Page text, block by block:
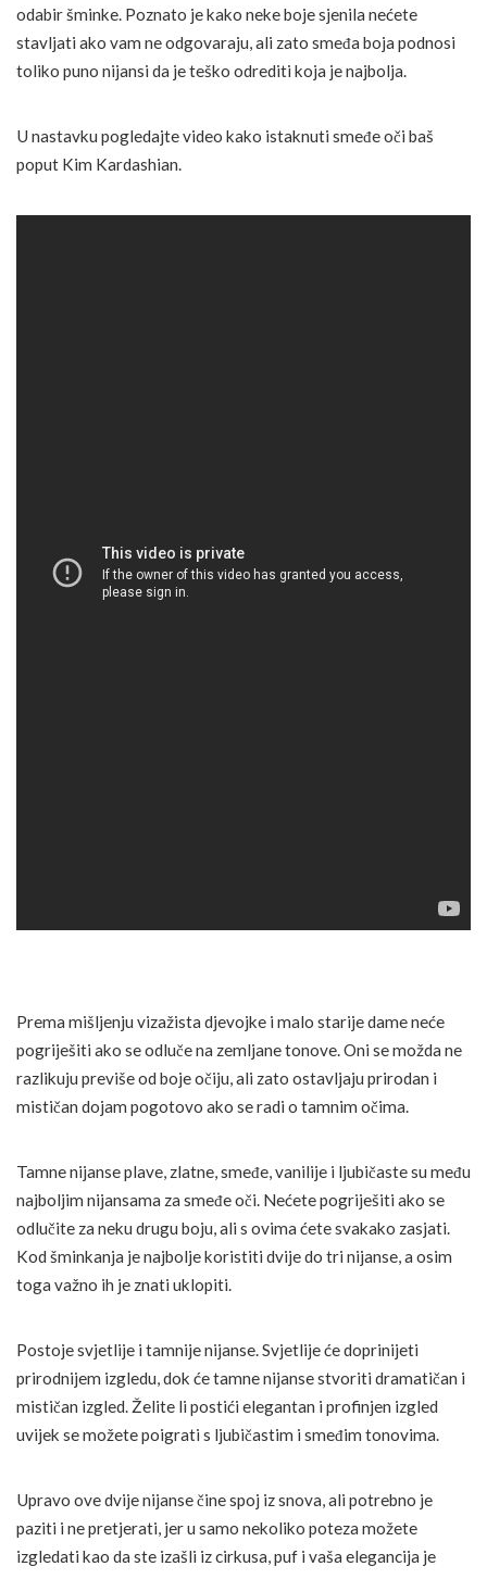
odabir šminke. Poznato je kako neke boje sjenila nećete
stavljati ako vam ne odgovaraju, ali zato smeđa boja podnosi
toliko puno nijansi da je teško odrediti koja je najbolja.
U nastavku pogledajte video kako istaknuti smeđe oči baš
poput Kim Kardashian.
Prema mišljenju vizažista djevojke i malo starije dame neće
pogriješiti ako se odluče na zemljane tonove. Oni se možda ne
razlikuju previše od boje očiju, ali zato ostavljaju prirodan i
mističan dojam pogotovo ako se radi o tamnim očima.
Tamne nijanse plave, zlatne, smeđe, vanilije i ljubičaste su među
najboljim nijansama za smeđe oči. Nećete pogriješiti ako se
odlučite za neku drugu boju, ali s ovima ćete svakako zasjati.
Kod šminkanja je najbolje koristiti dvije do tri nijanse, a osim
toga važno ih je znati uklopiti.
Postoje svjetlije i tamnije nijanse. Svjetlije će doprinijeti
prirodnijem izgledu, dok će tamne nijanse stvoriti dramatičan i
mističan izgled. Želite li postići elegantan i profinjen izgled
uvijek se možete poigrati s ljubičastim i smeđim tonovima.
Upravo ove dvije nijanse čine spoj iz snova, ali potrebno je
paziti i ne pretjerati, jer u samo nekoliko poteza možete
izgledati kao da ste izašli iz cirkusa, puf i vaša elegancija je